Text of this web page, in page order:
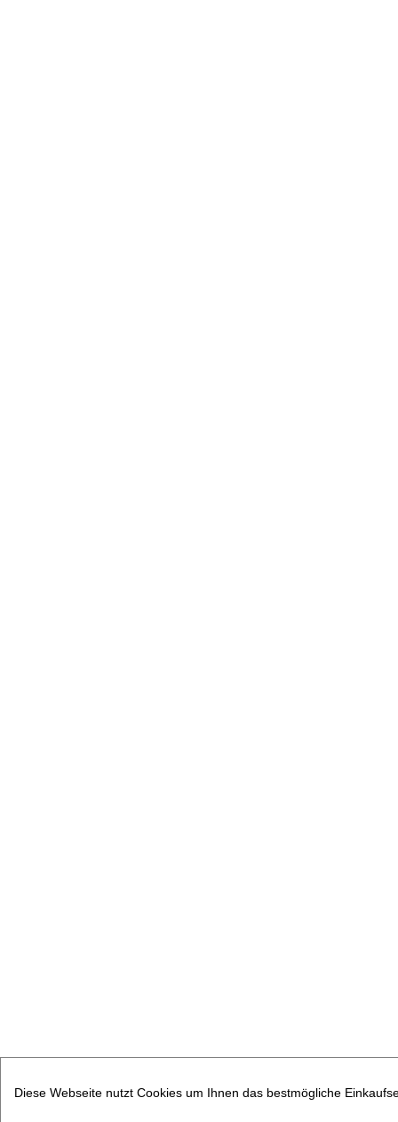
Diese Webseite nutzt Cookies um Ihnen das bestmögliche